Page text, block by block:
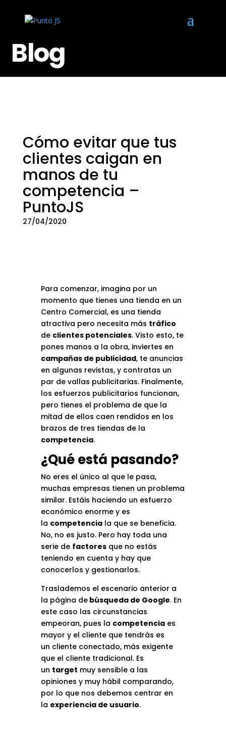
Blog
Cómo evitar que tus
clientes caigan en
manos de tu
competencia –
PuntoJS
27/04/2020
Para comenzar, imagina por un
momento que tienes una tienda en un
Centro Comercial, es una tienda
atractiva pero necesita más tráfico
de clientes potenciales. Visto esto, te
pones manos a la obra, inviertes en
campañas de publicidad, te anuncias
en algunas revistas, y contratas un
par de vallas publicitarias. Finalmente,
los esfuerzos publicitarios funcionan,
pero tienes el problema de que la
mitad de ellos caen rendidos en los
brazos de tres tiendas de la
competencia.
¿Qué está pasando?
No eres el único al que le pasa,
muchas empresas tienen un problema
similar. Estáis haciendo un esfuerzo
económico enorme y es
la competenciala que se beneficia.
No, no es justo. Pero hay toda una
serie de factoresque no estás
teniendo en cuenta y hay que
conocerlos y gestionarlos.
Traslademos el escenario anterior a
la página debúsqueda de Google. En
este caso las circunstancias
empeoran, pues la competenciaes
mayor y el cliente que tendrás es
un cliente conectado, más exigente
que el cliente tradicional. Es
un target muy sensible a las
opiniones y muy hábil comparando,
por lo que nos debemos centrar en
la experiencia de usuario.